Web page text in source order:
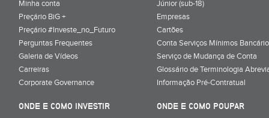
Minha conta
Preçário BiG +
Preçário #Investe_no_Futuro
Perguntas Frequentes
Galeria de Vídeos
Carreiras
Corporate Governance
Júnior (sub-18)
Empresas
Cartões
Conta Serviços Mínimos
Serviço de Mudança de Conta
Glossário de Terminologia
Informação Pré-Contratual
ONDE E COMO INVESTIR
ONDE E COMO POUPAR